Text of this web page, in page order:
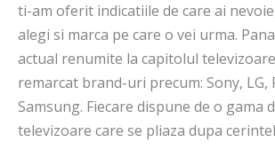
ti-am oferit indicatiile de care ai
alegi si marca pe care o vei urma.
actual renumite la capitolul
remarcat brand-uri precum: Sony, LG,
Samsung. Fiecare dispune de o gama
televizoare care se pliaza dupa